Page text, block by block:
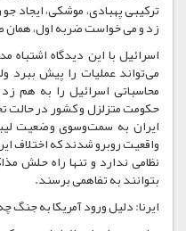
ترکیبی پهبادی، موشکی، ایجاد
زد و می خواست ضربه اول، همان
اسرائیل با این دیدگاه
می‌تواند عملیات را پیش ببرد
محاسباتی اسرائیل را به هم
حکومت متزلزل و کشور در حالت
ایران به سمت‌وسوی وضعیت
واقعیت روبرو شدند که اختلاف
نظامی ندارد و تنها راه حلش
بتوانند به تفاهمی برسند.
ایرنا: دلیل ورود آمریکا به جنگ